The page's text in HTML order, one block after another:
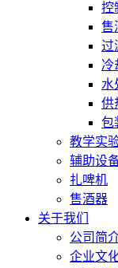
控
售
过
冷
水
供
包
教学实
辅助设
扎啤机
售酒器
关于我们
公司简
企业文